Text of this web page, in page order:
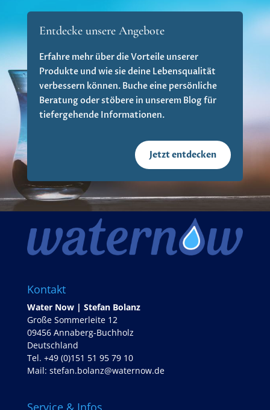
Entdecke unsere Angebote
Erfahre mehr über die Vorteile unserer
Produkte und wie sie deine Lebensqualität
verbessern können. Buche eine persönliche
Beratung oder stöbere in unserem Blog für
tiefergehende Informationen.
Jetzt entdecken
Kontakt
Water Now | Stefan Bolanz
Große Sommerleite 12
09456 Annaberg-Buchholz
Deutschland
Tel. +49 (0)151 51 95 79 10
Mail: stefan.bolanz@waternow.de
Service & Infos